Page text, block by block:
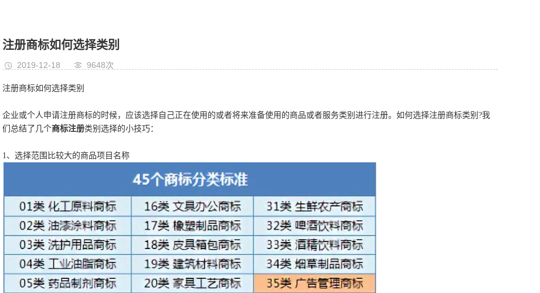
注册商标如何选择类别
2019-12-18 9648次
注册商标如何选择类别
企业或个人申请注册商标的时候，应该选择自己正在使用的或者将来准备使用的商品或者服务类别进行注册。如何选择注册商标类别?我
们总结了几个商标注册类别选择的小技巧：
1、选择范围比较大的商品项目名称